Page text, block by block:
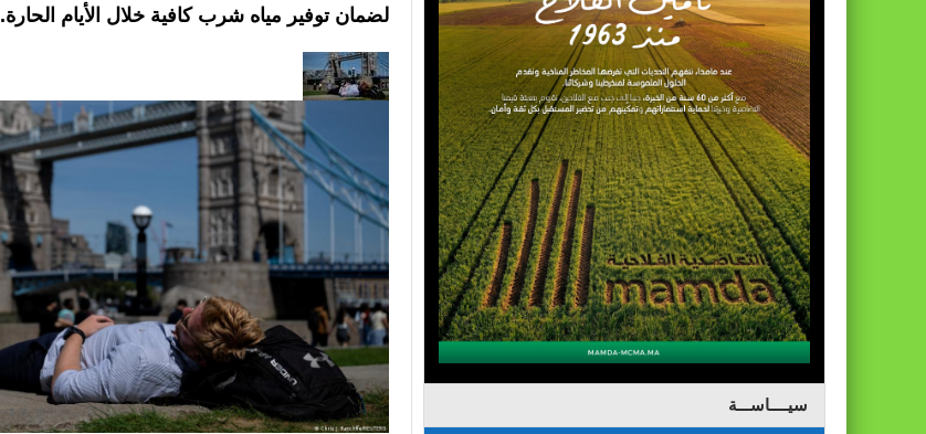
لضمان توفير مياه شرب كافية خلال الأيام الحارة.
سيــــاســـة